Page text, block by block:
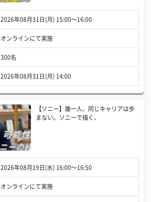
2026年08月31日(月) 15:00〜16:00
オンラインにて実施
300名
2026年08月31日(月) 14:00
【ソニー】誰一人、同じキャリアは歩
まない。ソニーで描く、
2026年08月19日(水) 16:00〜16:50
オンラインにて実施